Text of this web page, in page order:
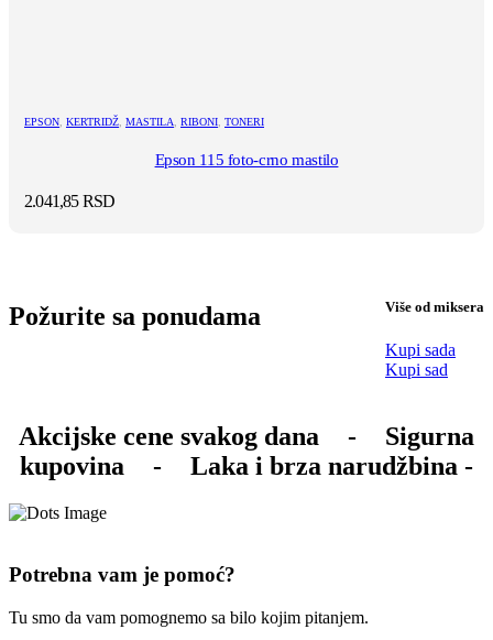
EPSON, KERTRIDŽ, MASTILA, RIBONI, TONERI
Epson 115 foto-crno mastilo
2.041,85RSD
Požurite sa ponudama Više od miksera
Kupi sada
Kupi sad
Akcijske cene svakog dana -
Sigurna
kupovina
- Laka i brza narudžbina -
Potrebna vam je pomoć?
Tu smo da vam pomognemo sa bilo kojim pitanjem.